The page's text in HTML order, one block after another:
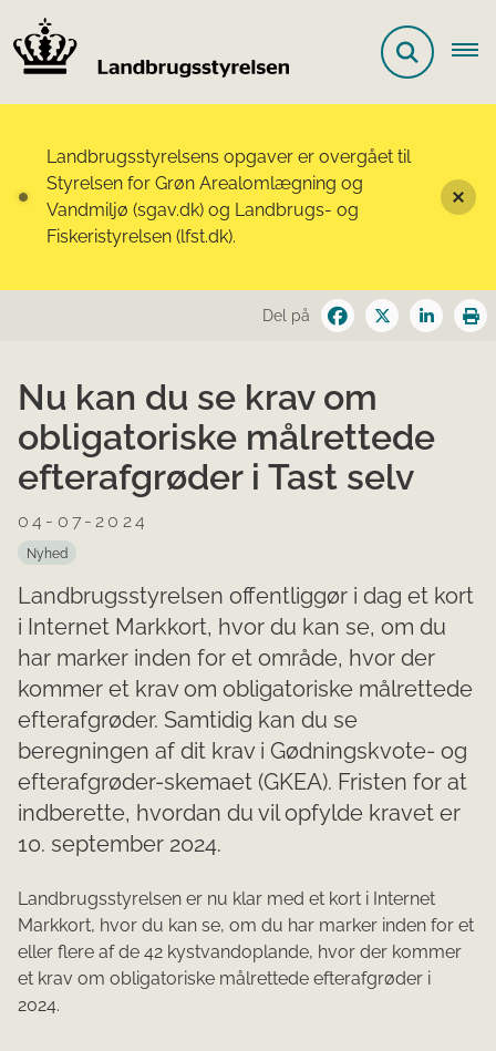
Landbrugsstyrelsens opgaver er overgået til
Styrelsen for Grøn Arealomlægning og
Vandmiljø (sgav.dk) og Landbrugs- og
Fiskeristyrelsen (lfst.dk).
Del på
Nu kan du se krav om
obligatoriske målrettede
efterafgrøder i Tast selv
04-07-2024
Nyhed
Landbrugsstyrelsen offentliggør i dag et kort
i Internet Markkort, hvor du kan se, om du
har marker inden for et område, hvor der
kommer et krav om obligatoriske målrettede
efterafgrøder. Samtidig kan du se
beregningen af dit krav i Gødningskvote- og
efterafgrøder-skemaet (GKEA). Fristen for at
indberette, hvordan du vil opfylde kravet er
10. september 2024.
Landbrugsstyrelsen er nu klar med et kort i Internet
Markkort, hvor du kan se, om du har marker inden for et
eller flere af de 42 kystvandoplande, hvor der kommer
et krav om obligatoriske målrettede efterafgrøder i
2024.